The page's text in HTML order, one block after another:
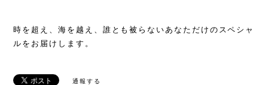
時を超え、海を越え、誰とも被らないあなただけのスペシャ
ルをお届けします。
通報する